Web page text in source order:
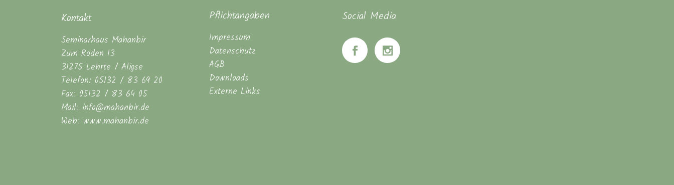
Kontakt
Seminarhaus Mahanbir
Zum Roden 13
31275 Lehrte / Aligse
Telefon: 05132 / 83 69 20
Fax: 05132 / 83 64 05
Mail: info@mahanbir.de
Web: www.mahanbir.de
Pflichtangaben
Impressum
Datenschutz
AGB
Downloads
Externe Links
Social Media